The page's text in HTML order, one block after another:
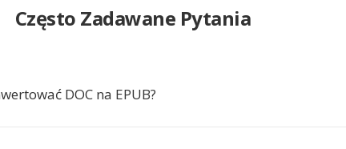
Często Zadawane Pytania
DOC na EPUB?